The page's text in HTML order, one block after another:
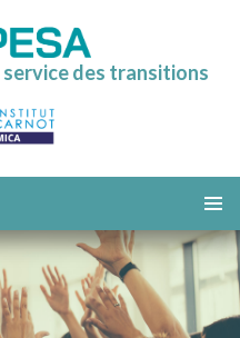
des transitions
MENU